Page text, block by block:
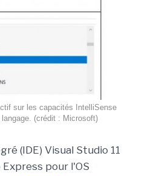
sur les capacités IntelliSense
(crédit : Microsoft)
(IDE) Visual Studio 11
pour l'OS